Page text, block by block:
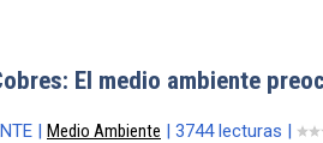
El medio ambiente
| Medio Ambiente | 3744 lecturas |